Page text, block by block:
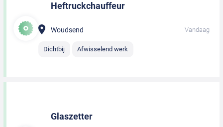
Heftruckchauffeur
Woudsend Vandaag
Dichtbij Afwisselend werk
Glaszetter